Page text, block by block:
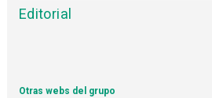
Editorial
Otras webs del grupo